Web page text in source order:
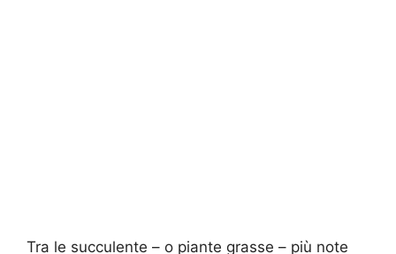
Tra le succulente – o piante grasse – più note